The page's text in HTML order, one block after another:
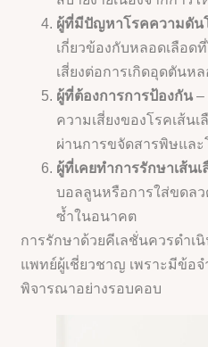
ผู้ที่มีปัญหาโรคความดัน
เกี่ยวข้องกับหลอดเลือด
เสี่ยงต่อการเกิดอุดตันหล
ผู้ที่ต้องการการป้องกัน –
ความเสี่ยงของโรคเส้น
ผ่านการขจัดสารพิษแล
ผู้ที่เคยทำการรักษาเส้นเ
บอลลูนหรือการใส่ขดลว
ซ้ำในอนาคต
การรักษาด้วยคีเลชั่นควรดำเ
แพทย์ผู้เชี่ยวชาญ เพราะมีข้อ
พิจารณาอย่างรอบคอบ